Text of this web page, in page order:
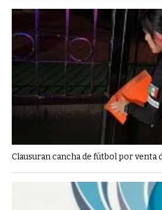
Clausuran cancha de fútbol por venta